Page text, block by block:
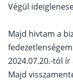
Végül
Majd hivtam a
2024.07.20.-tól
Majd